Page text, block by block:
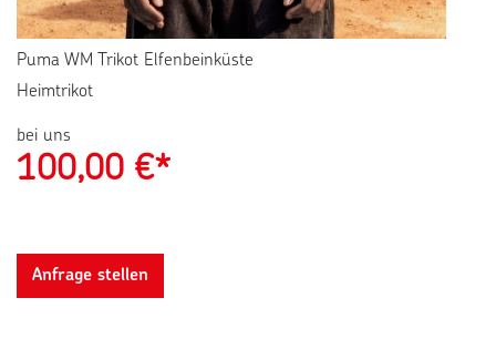
Puma WM Trikot Elfenbeinküste
Heimtrikot
bei uns
100,00 €*
Anfrage stellen